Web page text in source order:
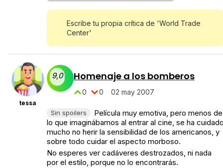
Escribe tu propia crítica de 'World Trade
Center'
tessa
9,0 Homenaje a los bomberos
0 0 02 may 2007
Sin spoilers
Película muy emotiva, pero menos de
lo que imaginábamos al entrar al cine, se ha
mucho no herir la sensibilidad de los americanos, y
sobre todo cuidar el aspecto morboso.
No esperes ver cadáveres destrozados, ni nada
por el estilo, porque no lo encontrarás.